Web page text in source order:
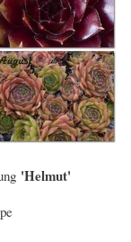
'Helmut'